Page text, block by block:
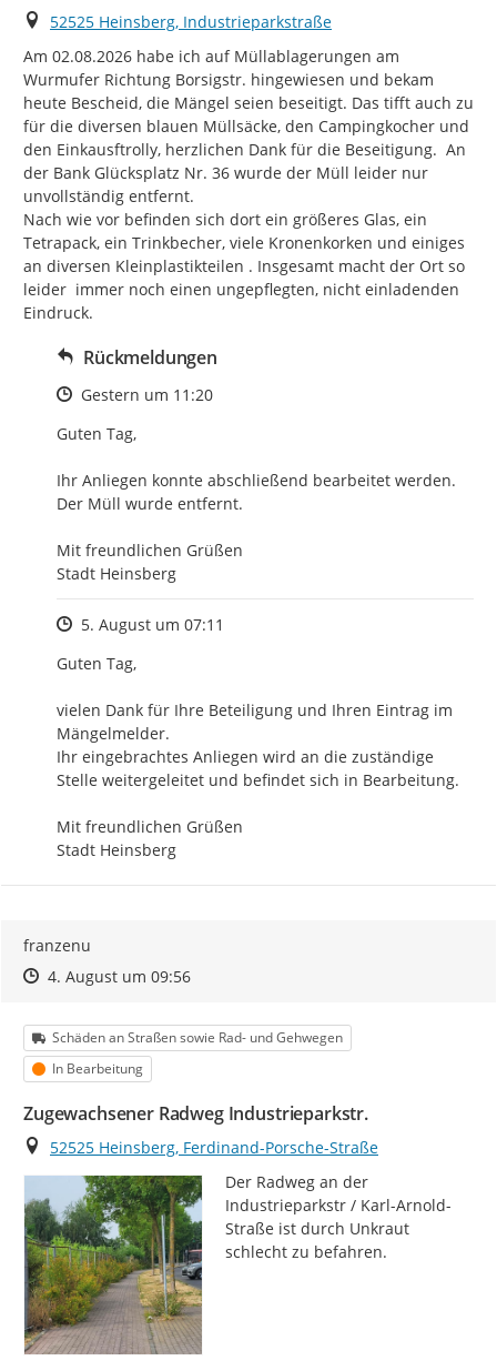
Ort
52525 Heinsberg, Industrieparkstraße
Am 02.08.2026 habe ich auf Müllablagerungen am
Wurmufer Richtung Borsigstr. hingewiesen und bekam
heute Bescheid, die Mängel seien beseitigt. Das tifft auch zu
für die diversen blauen Müllsäcke, den Campingkocher und
den Einkausftrolly, herzlichen Dank für die Beseitigung.  An
der Bank Glücksplatz Nr. 36 wurde der Müll leider nur
unvollständig entfernt.
Nach wie vor befinden sich dort ein größeres Glas, ein
Tetrapack, ein Trinkbecher, viele Kronenkorken und einiges
an diversen Kleinplastikteilen . Insgesamt macht der Ort so
leider  immer noch einen ungepflegten, nicht einladenden
Eindruck.
Rückmeldungen
Zeitpunkt des Erstellens
Gestern um 11:20
Guten Tag,
Ihr Anliegen konnte abschließend bearbeitet werden.
Der Müll wurde entfernt.
Mit freundlichen Grüßen
Stadt Heinsberg
Zeitpunkt des Erstellens
5. August um 07:11
Guten Tag,
vielen Dank für Ihre Beteiligung und Ihren Eintrag im
Mängelmelder.
Ihr eingebrachtes Anliegen wird an die zuständige
Stelle weitergeleitet und befindet sich in Bearbeitung.
Mit freundlichen Grüßen
Stadt Heinsberg
franzenu
Zeitpunkt des Erstellens
Zeitpunkt des Erstellens
4. August um 09:56Zur Äußerung
Kategorie
Schäden an Straßen sowie Rad- und Gehwegen
Status
In Bearbeitung
Zugewachsener Radweg Industrieparkstr.
Ort
52525 Heinsberg, Ferdinand-Porsche-Straße
Der Radweg an der
Industrieparkstr / Karl-Arnold-
Straße ist durch Unkraut
schlecht zu befahren.